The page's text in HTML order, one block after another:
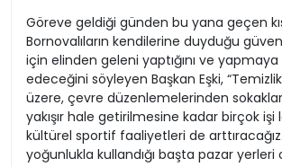
Göreve geldiği günden bu yana geçen
Bornovalıların kendilerine duyduğu
için elinden geleni yaptığını ve
edeceğini söyleyen Başkan Eşki,
üzere, çevre düzenlemelerinden
yakışır hale getirilmesine kadar birçok işi
kültürel sportif faaliyetleri de arttıracağız.
yoğunlukla kullandığı başta pazar yerleri